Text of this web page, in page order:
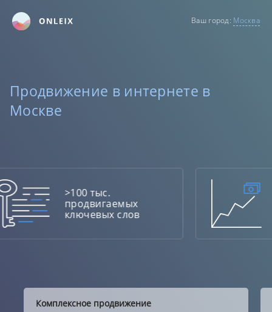
Ваш город: Москва
Продвижение в интернете в
Москве
>100 тыс.
продвигаемых
ключевых слов
Комплексное продвижение